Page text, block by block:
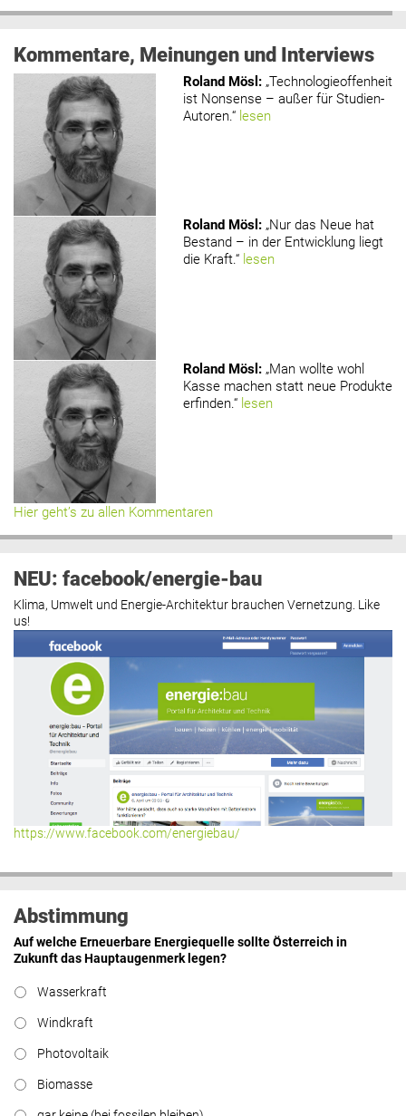
Kommentare, Meinungen und Interviews
Roland Mösl : „Technologieoffenheit
ist Nonsense – außer für Studien-
Autoren.“ lesen
Roland Mösl : „Nur das Neue hat
Bestand – in der Entwicklung liegt
die Kraft.“ lesen
Roland Mösl : „Man wollte wohl
Kasse machen statt neue Produkte
erfinden.“ lesen
Hier geht’s zu allen Kommentaren
NEU: facebook/energie-bau
Klima, Umwelt und Energie-Architektur brauchen Vernetzung. Like
us!
https://www.facebook.com/energiebau/
Abstimmung
Auf welche Erneuerbare Energiequelle sollte Österreich in
Zukunft das Hauptaugenmerk legen?
Wasserkraft
Windkraft
Photovoltaik
Biomasse